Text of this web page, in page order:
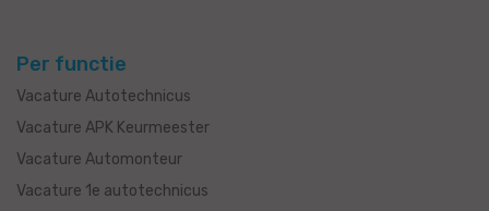
Per functie
Vacature Autotechnicus
Vacature APK Keurmeester
Vacature Automonteur
Vacature 1e autotechnicus